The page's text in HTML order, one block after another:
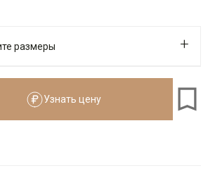
размеры
Доступно
Узнать цену